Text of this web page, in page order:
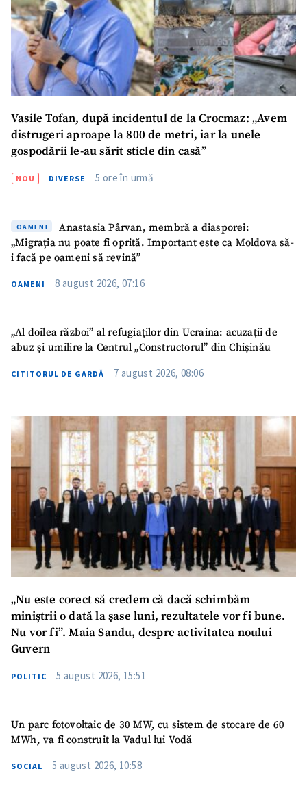
SUSȚINE
Vasile Tofan, după incidentul de la Crocmaz: „Avem
distrugeri aproape la 800 de metri, iar la unele
gospodării le-au sărit sticle din casă”
NOU DIVERSE 5 ore în urmă
OAMENI
Anastasia Pârvan, membră a diasporei:
„Migrația nu poate fi oprită. Important este ca Moldova să-
i facă pe oameni să revină”
OAMENI 8 august 2026, 07:16
„Al doilea război” al refugiaților din Ucraina: acuzații de
abuz și umilire la Centrul „Constructorul” din Chișinău
CITITORUL DE GARDĂ 7 august 2026, 08:06
„Nu este corect să credem că dacă schimbăm
miniștrii o dată la șase luni, rezultatele vor fi bune.
Nu vor fi”. Maia Sandu, despre activitatea noului
Guvern
POLITIC 5 august 2026, 15:51
Un parc fotovoltaic de 30 MW, cu sistem de stocare de 60
MWh, va fi construit la Vadul lui Vodă
SOCIAL 5 august 2026, 10:58
Sursă anonimă
Nume+ Numele meu
Email+ Emailul meu
Telefon
+ Telefon personal
Am citit și sunt de
confidențialitate.